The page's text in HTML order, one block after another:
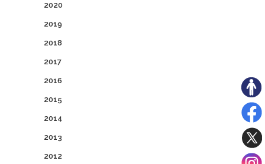
2020
2019
2018
2017
2016
2015
2014
2013
2012